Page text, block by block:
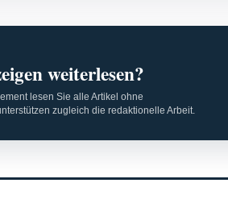
weiterlesen?
lesen Sie alle Artikel ohne
zugleich die redaktionelle Arbeit.